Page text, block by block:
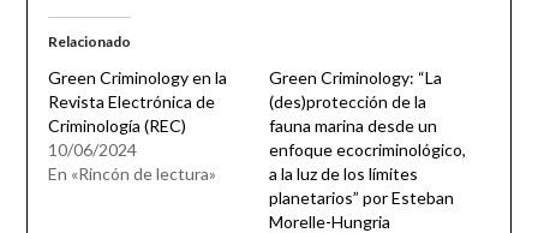
Relacionado
Green Criminology en la
Revista Electrónica de
Criminología (REC)
10/06/2024
En «Rincón de lectura»
Green Criminology: “La
(des)protección de la
fauna marina desde un
enfoque ecocriminológico,
a la luz de los límites
planetarios” por Esteban
Morelle-Hungria